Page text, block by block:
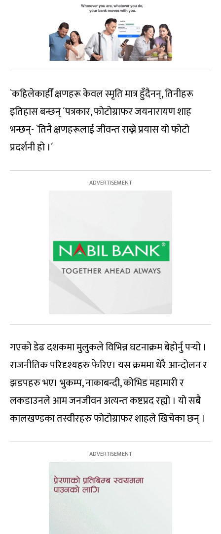
`कहिलेकाहीँ क्षणहरू केवल स्मृति मात्र हुँदैनन्, तिनीहरू
इतिहास बन्छन् ´पत्रकार, फोटोग्राफर जयनारायण शाह
भन्छन्- `तिनै क्षणहरूलाई जीवन्त राख्ने प्रयास यो फोटो
प्रदर्शनी हो ।´
गएको डेढ दशकमा मुलुकले विभिन्न घटनाक्रम बेहोर्नु पर्‍यो ।
राजनीतिक परिदृश्यहरु फेरिए। यस क्रममा धेरै आन्दोलन र
झडपहरु भए। भुकम्प, नाकाबन्दी, कोभिड महामारी र
लकडाउनले आम जनजीवन अत्यन्त कष्टप्रद रह्यो । यो सबै
कालखण्डका तस्वीरहरु फोटोग्राफर शाहले खिचेका छन् ।